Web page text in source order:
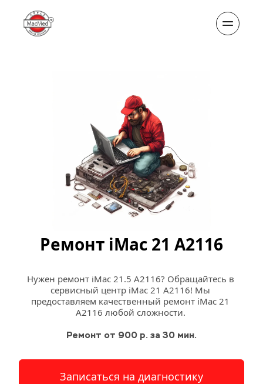
Ремонт iMac 21 A2116
Нужен ремонт iMac 21.5 A2116? Обращайтесь в
сервисный центр iMac 21 A2116! Мы
предоставляем качественный ремонт iMac 21
A2116 любой сложности.
Ремонт от 900 р. за 30 мин.
Записаться на диагностику